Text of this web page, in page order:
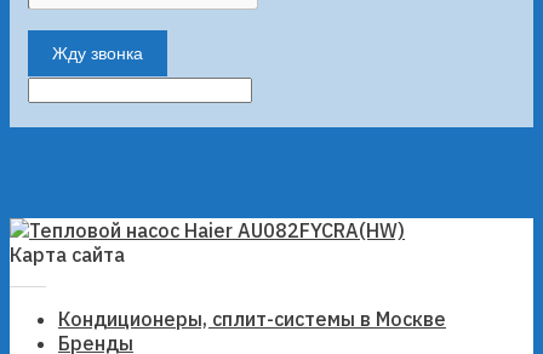
Жду звонка
Карта сайта
Кондиционеры, сплит-системы в Москве
Бренды